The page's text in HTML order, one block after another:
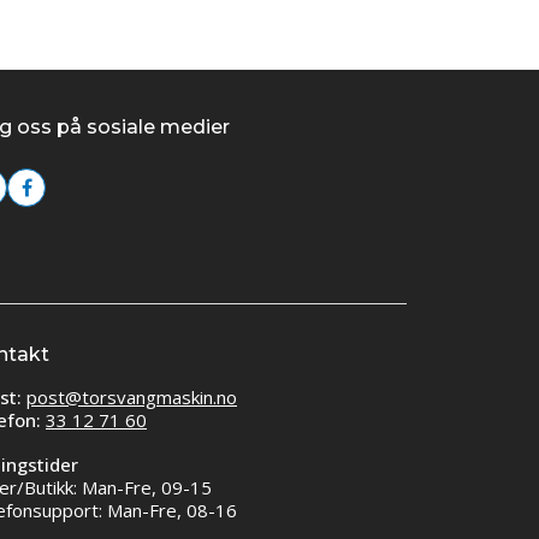
oss på sosiale medier
post@torsvangmaskin.no
33 12 71 60
Butikk: Man-Fre, 09-15
Man-Fre, 08-16